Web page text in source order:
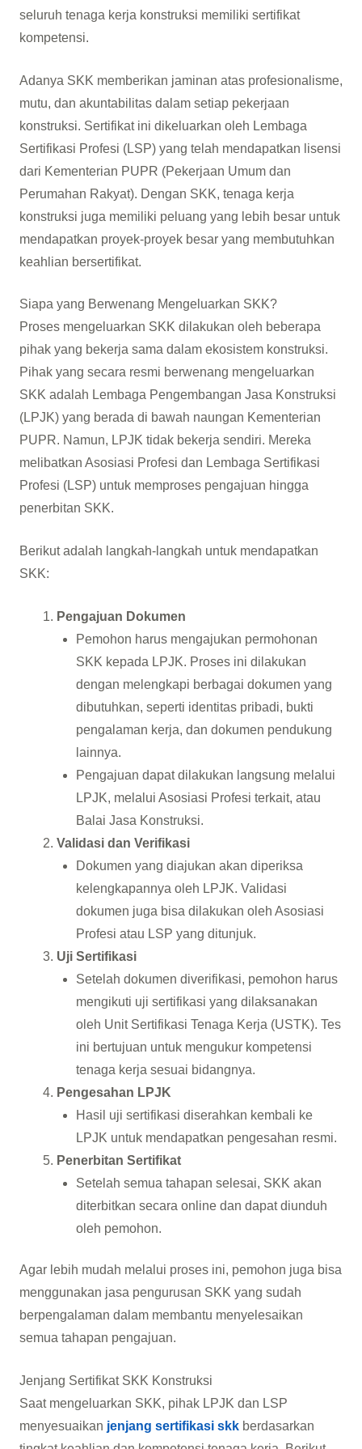
seluruh tenaga kerja konstruksi memiliki sertifikat
kompetensi.
Adanya SKK memberikan jaminan atas profesionalisme,
mutu, dan akuntabilitas dalam setiap pekerjaan
konstruksi. Sertifikat ini dikeluarkan oleh Lembaga
Sertifikasi Profesi (LSP) yang telah mendapatkan lisensi
dari Kementerian PUPR (Pekerjaan Umum dan
Perumahan Rakyat). Dengan SKK, tenaga kerja
konstruksi juga memiliki peluang yang lebih besar untuk
mendapatkan proyek-proyek besar yang membutuhkan
keahlian bersertifikat.
Siapa yang Berwenang Mengeluarkan SKK?
Proses mengeluarkan SKK dilakukan oleh beberapa
pihak yang bekerja sama dalam ekosistem konstruksi.
Pihak yang secara resmi berwenang mengeluarkan
SKK adalah Lembaga Pengembangan Jasa Konstruksi
(LPJK) yang berada di bawah naungan Kementerian
PUPR. Namun, LPJK tidak bekerja sendiri. Mereka
melibatkan Asosiasi Profesi dan Lembaga Sertifikasi
Profesi (LSP) untuk memproses pengajuan hingga
penerbitan SKK.
Berikut adalah langkah-langkah untuk mendapatkan
SKK:
Pengajuan Dokumen
Pemohon harus mengajukan permohonan
SKK kepada LPJK. Proses ini dilakukan
dengan melengkapi berbagai dokumen yang
dibutuhkan, seperti identitas pribadi, bukti
pengalaman kerja, dan dokumen pendukung
lainnya.
Pengajuan dapat dilakukan langsung melalui
LPJK, melalui Asosiasi Profesi terkait, atau
Balai Jasa Konstruksi.
Validasi dan Verifikasi
Dokumen yang diajukan akan diperiksa
kelengkapannya oleh LPJK. Validasi
dokumen juga bisa dilakukan oleh Asosiasi
Profesi atau LSP yang ditunjuk.
Uji Sertifikasi
Setelah dokumen diverifikasi, pemohon harus
mengikuti uji sertifikasi yang dilaksanakan
oleh Unit Sertifikasi Tenaga Kerja (USTK). Tes
ini bertujuan untuk mengukur kompetensi
tenaga kerja sesuai bidangnya.
Pengesahan LPJK
Hasil uji sertifikasi diserahkan kembali ke
LPJK untuk mendapatkan pengesahan resmi.
Penerbitan Sertifikat
Setelah semua tahapan selesai, SKK akan
diterbitkan secara online dan dapat diunduh
oleh pemohon.
Agar lebih mudah melalui proses ini, pemohon juga bisa
menggunakan jasa pengurusan SKK yang sudah
berpengalaman dalam membantu menyelesaikan
semua tahapan pengajuan.
Jenjang Sertifikat SKK Konstruksi
Saat mengeluarkan SKK, pihak LPJK dan LSP
menyesuaikan jenjang sertifikasi skkberdasarkan